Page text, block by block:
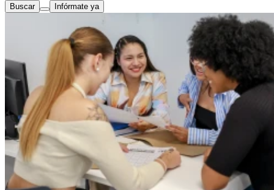
Buscar Infórmate ya